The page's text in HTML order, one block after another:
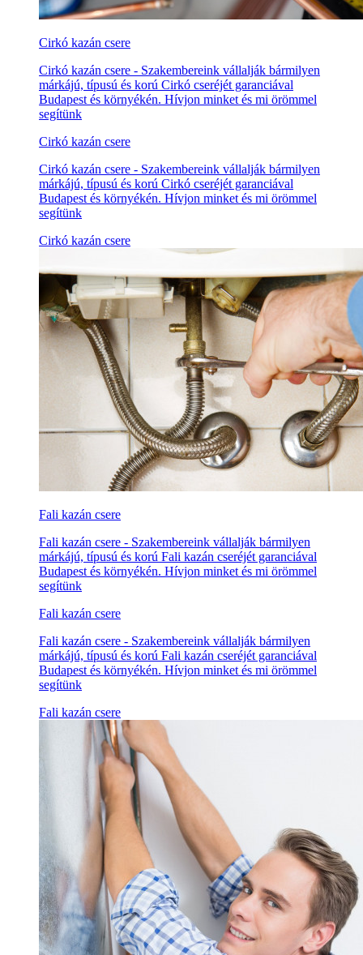
Cirkó kazán csere
Cirkó kazán csere - Szakembereink vállalják bármilyen
márkájú, típusú és korú Cirkó cseréjét garanciával
Budapest és környékén. Hívjon minket és mi örömmel
segítünk
Cirkó kazán csere
Cirkó kazán csere - Szakembereink vállalják bármilyen
márkájú, típusú és korú Cirkó cseréjét garanciával
Budapest és környékén. Hívjon minket és mi örömmel
segítünk
Cirkó kazán csere
Fali kazán csere
Fali kazán csere - Szakembereink vállalják bármilyen
márkájú, típusú és korú Fali kazán cseréjét garanciával
Budapest és környékén. Hívjon minket és mi örömmel
segítünk
Fali kazán csere
Fali kazán csere - Szakembereink vállalják bármilyen
márkájú, típusú és korú Fali kazán cseréjét garanciával
Budapest és környékén. Hívjon minket és mi örömmel
segítünk
Fali kazán csere